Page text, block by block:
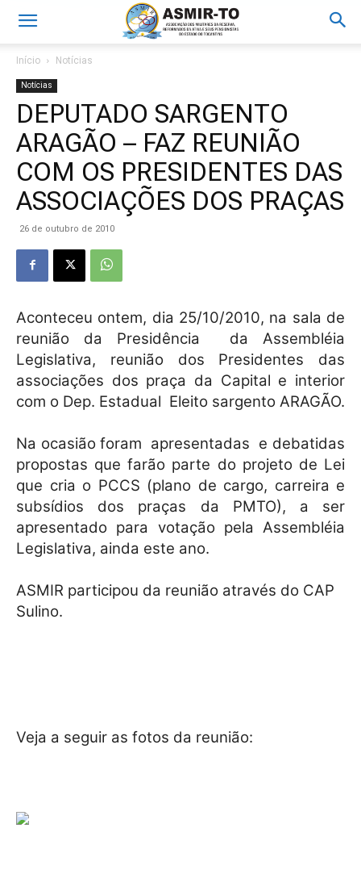
Início Notícias
Notícias
DEPUTADO SARGENTO
ARAGÃO – FAZ REUNIÃO
COM OS PRESIDENTES DAS
ASSOCIAÇÕES DOS PRAÇAS
26 de outubro de 2010
Aconteceu ontem, dia 25/10/2010, na sala de
reunião da Presidência da Assembléia
Legislativa, reunião dos Presidentes das
associações dos praça da Capital e interior
com o Dep. Estadual Eleito sargento ARAGÃO.
Na ocasião foram apresentadas e debatidas
propostas que farão parte do projeto de Lei
que cria o PCCS (plano de cargo, carreira e
subsídios dos praças da PMTO), a ser
apresentado para votação pela Assembléia
Legislativa, ainda este ano.
ASMIR participou da reunião através do CAP
Sulino.
Veja a seguir as fotos da reunião: